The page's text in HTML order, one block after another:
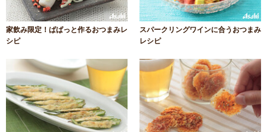
家飲み限定！ぱぱっと作るおつまみレ
シピ
スパークリングワインに合うおつまみ
レシピ